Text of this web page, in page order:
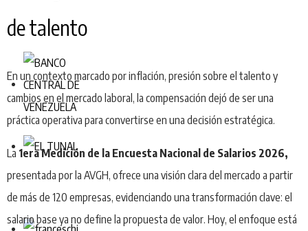
de talento
En un contexto marcado por inflación, presión sobre el talento y
cambios en el mercado laboral, la compensación dejó de ser una
práctica operativa para convertirse en una decisión estratégica.
La 1era Medición de la Encuesta Nacional de Salarios 2026,
presentada por la AVGH, ofrece una visión clara del mercado a partir
de más de 120 empresas, evidenciando una transformación clave: el
salario base ya no define la propuesta de valor. Hoy, el enfoque está